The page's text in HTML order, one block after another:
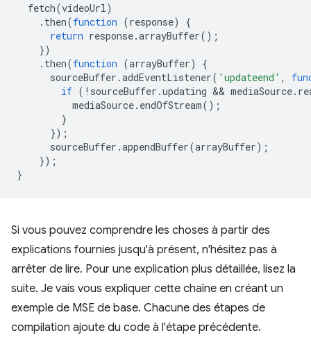
fetch(videoUrl)
. then(function (response)
{
return response.arrayBuffer();
})
. then(function (arrayBuffer)
{
sourceBuffer .addEventListener( 'updateend' ,
if ( ! sourceBuffer .updating && mediaSource.
mediaSource. endOfStream();
}
});
sourceBuffer .appendBuffer(arrayBuffer);
});
}
Si vous pouvez comprendre les choses à partir des
explications fournies jusqu'à présent, n'hésitez pas à
arrêter de lire. Pour une explication plus détaillée, lisez la
suite. Je vais vous expliquer cette chaîne en créant un
exemple de MSE de base. Chacune des étapes de
compilation ajoute du code à l'étape précédente.